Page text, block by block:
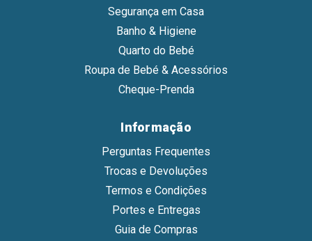
Segurança em Casa
Banho & Higiene
Quarto do Bebé
Roupa de Bebé & Acessórios
Cheque-Prenda
Informação
Perguntas Frequentes
Trocas e Devoluções
Termos e Condições
Portes e Entregas
Guia de Compras